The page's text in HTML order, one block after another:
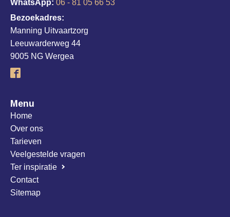
WhatsApp: 06 - 81 05 66 53
Bezoekadres:
Manning Uitvaartzorg
Leeuwarderweg 44
9005 NG Wergea
Menu
Home
Over ons
Tarieven
Veelgestelde vragen
Ter inspiratie
Contact
Sitemap